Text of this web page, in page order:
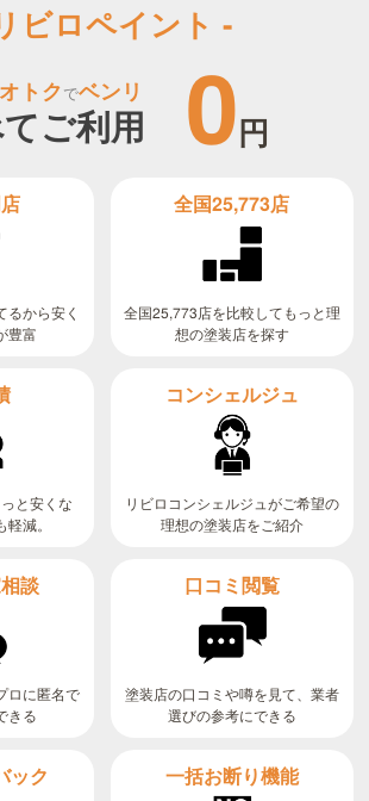
ビロペイント -
オトクでベンリ
ご利用 0円
るから安く
豊富
全国25,773店
全国25,773店を比較してもっと理
想の塗装店を探す
と安くな
減。
コンシェルジュ
リビロコンシェルジュがご希望の
理想の塗装店をご紹介
談
ロに匿名で
きる
口コミ閲覧
塗装店の口コミや噂を見て、業者
選びの参考にできる
ック 一括お断り機能